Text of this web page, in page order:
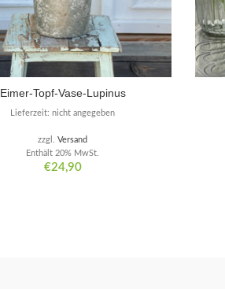
Eimer-Topf-Vase-Lupinus
€24,90
Enthält 20% MwSt.
zzgl.Versand
Lieferzeit: nicht angegeben